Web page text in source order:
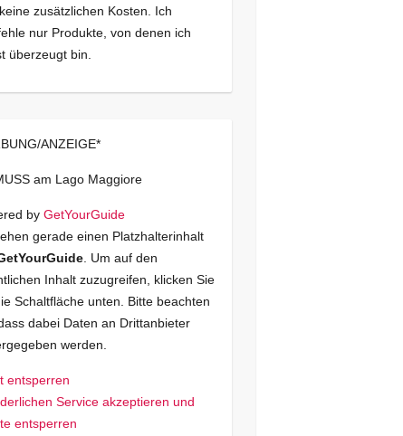
zusätzlichen Kosten. Ich
nur Produkte, von denen ich
überzeugt bin.
ANZEIGE*
am Lago Maggiore
by GetYourGuide
gerade einen Platzhalterinhalt
. Um auf den
Inhalt zuzugreifen, klicken Sie
Schaltfläche unten. Bitte beachten
dabei Daten an Drittanbieter
werden.
entsperren
Service akzeptieren und
entsperren